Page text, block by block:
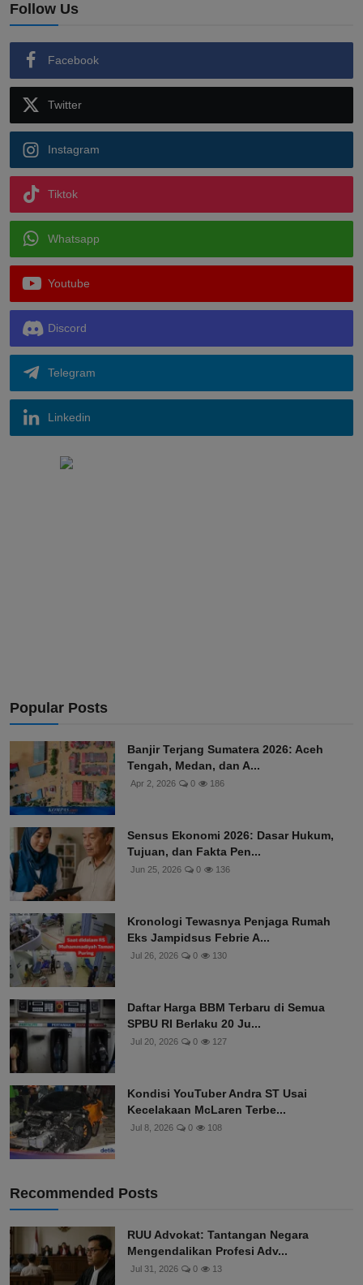
Follow Us
Facebook
Twitter
Instagram
Tiktok
Whatsapp
Youtube
Discord
Telegram
Linkedin
Popular Posts
Banjir Terjang Sumatera 2026: Aceh
Tengah, Medan, dan A...
Apr 2, 2026 0 186
Sensus Ekonomi 2026: Dasar Hukum,
Tujuan, dan Fakta Pen...
Jun 25, 2026 0 136
Kronologi Tewasnya Penjaga Rumah
Eks Jampidsus Febrie A...
Jul 26, 2026 0 130
Daftar Harga BBM Terbaru di Semua
SPBU RI Berlaku 20 Ju...
Jul 20, 2026 0 127
Kondisi YouTuber Andra ST Usai
Kecelakaan McLaren Terbe...
Jul 8, 2026 0 108
Recommended Posts
RUU Advokat: Tantangan Negara
Mengendalikan Profesi Adv...
Jul 31, 2026 0 13